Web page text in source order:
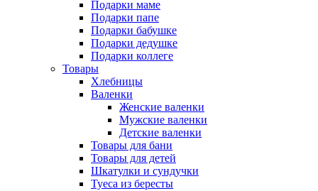
Подарки маме
Подарки папе
Подарки бабушке
Подарки дедушке
Подарки коллеге
Товары
Хлебницы
Валенки
Женские валенки
Мужские валенки
Детские валенки
Товары для бани
Товары для детей
Шкатулки и сундучки
Туеса из бересты